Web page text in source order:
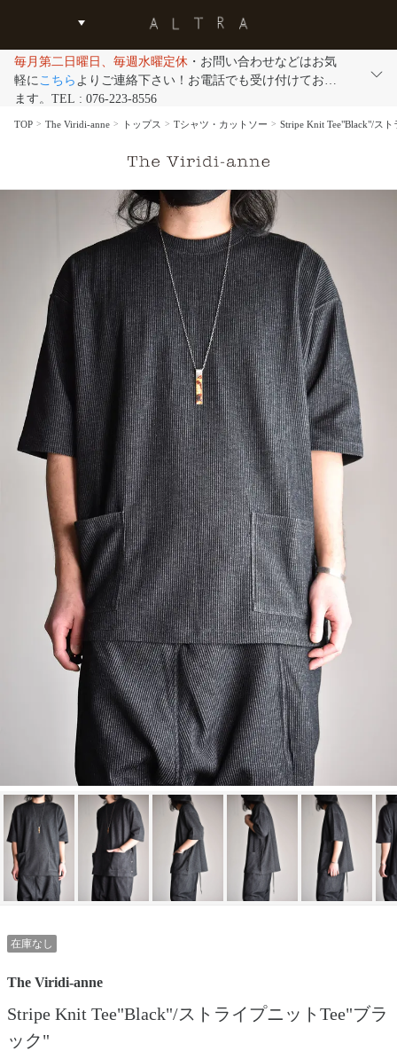
毎月第二日曜日、毎週水曜定休 ・お問い合わせなどはお気
軽にこちら よりご連絡下さい！お電話でも受け付けており
ます。TEL : 076-223-8556
TOP The Viridi-anne トップス Tシャツ・カットソー Stripe Knit Tee"Black"/ス
在庫なし
The Viridi-anne
Stripe Knit Tee"Black"/ストライプニットTee"ブラ
ック"